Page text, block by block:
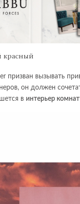
красный
призван вызывать
он должен
в интерьер